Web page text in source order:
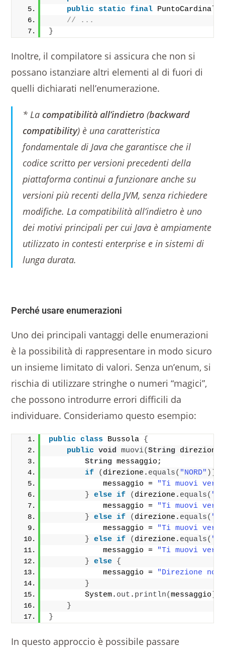
public
static final PuntoCardinale
// ...
}
Inoltre, il compilatore si assicura che non si
possano istanziare altri elementi al di fuori di
quelli dichiarati nell’enumerazione.
* Lacompatibilità all’indietro (backward
compatibility) è una caratteristica
fondamentale di Java che garantisce che il
codice scritto per versioni precedenti della
piattaforma continui a funzionare anche su
versioni più recenti della JVM, senza richiedere
modifiche. La compatibilità all’indietro è uno
dei motivi principali per cui Java è ampiamente
utilizzato in contesti enterprise e in sistemi di
lunga durata.
Perché usare enumerazioni
Uno dei principali vantaggi delle enumerazioni
è la possibilità di rappresentare in modo sicuro
un insieme limitato di valori. Senza un’enum, si
rischia di utilizzare stringhe o numeri “magici”,
che possono introdurre errori difficili da
individuare. Consideriamo questo esempio:
public class Bussola {
public
void muovi(String direzione
String messaggio;
if
( direzione. equals( "NORD" ))
            messaggio =
"Ti muovi
}
else if ( direzione. equals(
            messaggio =
"Ti muovi
}
else if ( direzione. equals(
            messaggio =
"Ti muovi
}
else if ( direzione. equals(
            messaggio =
"Ti muovi
}
else {
            messaggio =
"Direzione
}
        System.
out . println(messaggio )
}
}
In questo approccio è possibile passare